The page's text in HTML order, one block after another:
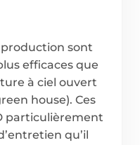
production sont
efficaces que
à ciel ouvert
house). Ces
particulièrement
qu’il